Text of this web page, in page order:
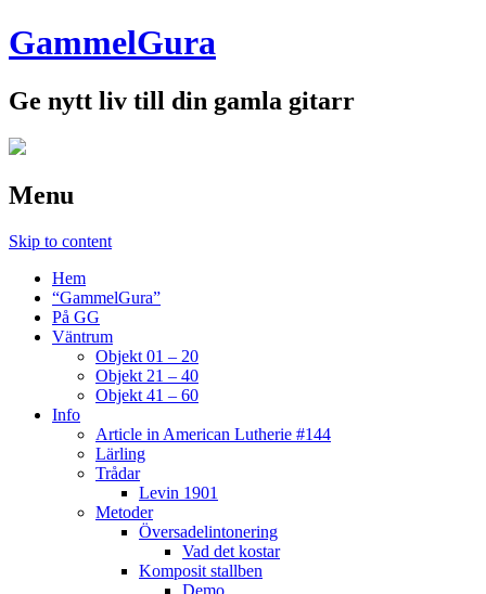
GammelGura
Ge nytt liv till din gamla gitarr
Menu
Skip to content
Hem
“GammelGura”
På GG
Väntrum
Objekt 01 – 20
Objekt 21 – 40
Objekt 41 – 60
Info
Article in American Lutherie #144
Lärling
Trådar
Levin 1901
Metoder
Översadelintonering
Vad det kostar
Komposit stallben
Demo